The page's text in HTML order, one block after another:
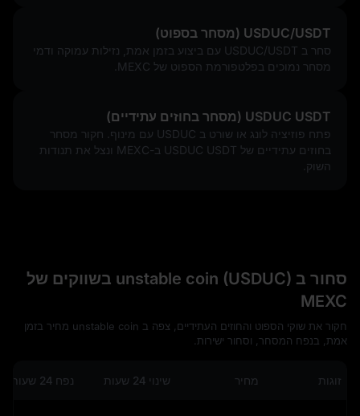
USDUC/USDT (מסחר בספוט)
סחר ב USDUC/USDT עם ביצוע בזמן אמת, נזילות עמוקה ודמי
מסחר נמוכים בפלטפורמת הספוט של MEXC.
USDUC USDT (מסחר בחוזים עתידיים)
פתח פוזיציה לונג או שורט ב USDUC עם מינוף. חקור מסחר
בחוזים עתידיים של USDUC USDT ב-MEXC ונצל את תנודות
השוק.
סחור ב unstable coin (USDUC) בשווקים של
MEXC
חקור את שוקי הספוט והחוזים העתידיים, צפה ב unstable coin מחיר בזמן
אמת, בנפח המסחר, וסחור ישירות.
זוגות מחיר שינוי 24 שעות נפח 24 שעות